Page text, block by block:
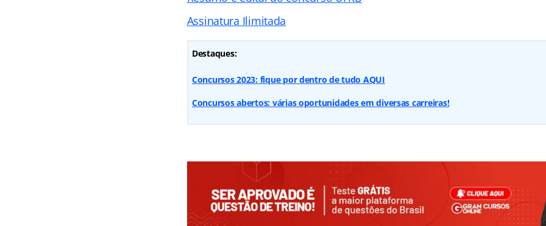
Assinatura Ilimitada
Destaques:
Concursos 2023: fique por dentro de tudo AQUI
Concursos abertos: várias oportunidades em diversas carreiras!